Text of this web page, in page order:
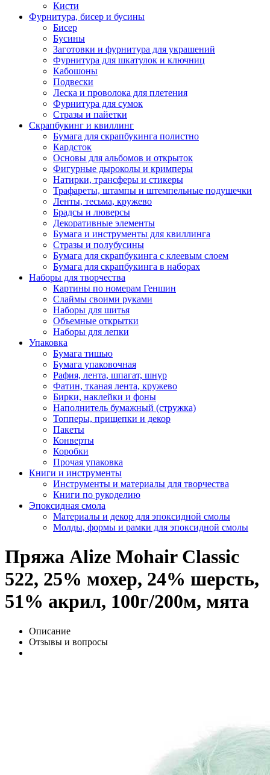
Кисти
Фурнитура, бисер и бусины
Бисер
Бусины
Заготовки и фурнитура для украшений
Фурнитура для шкатулок и ключниц
Кабошоны
Подвески
Леска и проволока для плетения
Фурнитура для сумок
Стразы и пайетки
Скрапбукинг и квиллинг
Бумага для скрапбукинга полистно
Кардсток
Основы для альбомов и открыток
Фигурные дыроколы и кримперы
Натирки, трансферы и стикеры
Трафареты, штампы и штемпельные подушечки
Ленты, тесьма, кружево
Брадсы и люверсы
Декоративные элементы
Бумага и инструменты для квиллинга
Стразы и полубусины
Бумага для скрапбукинга с клеевым слоем
Бумага для скрапбукинга в наборах
Наборы для творчества
Картины по номерам Геншин
Слаймы своими руками
Наборы для шитья
Объемные открытки
Наборы для лепки
Упаковка
Бумага тишью
Бумага упаковочная
Рафия, лента, шпагат, шнур
Фатин, тканая лента, кружево
Бирки, наклейки и фоны
Наполнитель бумажный (стружка)
Топперы, прищепки и декор
Пакеты
Конверты
Коробки
Прочая упаковка
Книги и инструменты
Инструменты и материалы для творчества
Книги по рукоделию
Эпоксидная смола
Материалы и декор для эпоксидной смолы
Молды, формы и рамки для эпоксидной смолы
Пряжа Alize Mohair Classic
522, 25% мохер, 24% шерсть,
51% акрил, 100г/200м, мята
Описание
Отзывы и вопросы